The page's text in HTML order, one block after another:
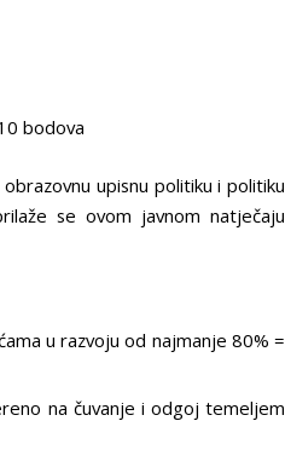
bodova
upisnu politiku i politiku
se ovom javnom natječaju
u razvoju od najmanje 80% =
na čuvanje i odgoj temeljem